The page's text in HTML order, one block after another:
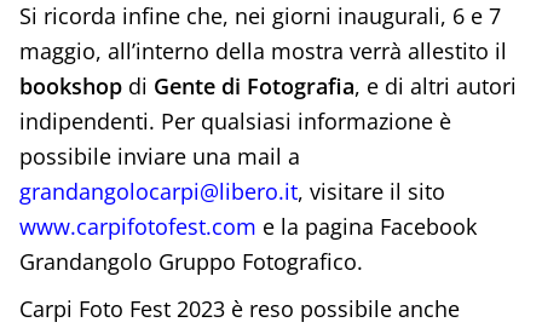
Si ricorda infine che, nei giorni inaugurali, 6 e 7
maggio, all’interno della mostra verrà allestito il
bookshopdi Gente di Fotografia, e di altri autori
indipendenti. Per qualsiasi informazione è
possibile inviare una mail a
grandangolocarpi@libero.it, visitare il sito
www.carpifotofest.com e la pagina Facebook
Grandangolo Gruppo Fotografico.
Carpi Foto Fest 2023 è reso possibile anche